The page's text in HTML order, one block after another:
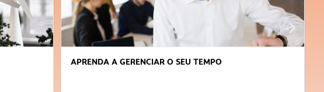
APRENDA A GERENCIAR O SEU TEMPO